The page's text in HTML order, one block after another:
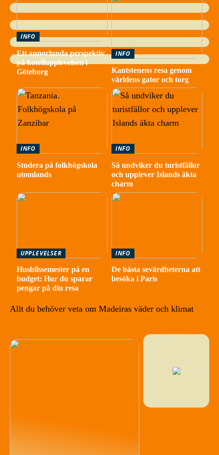
INFO
Ett annorlunda perspektiv
på hotellupplevelsen i
Göteborg
INFO
Kantstenens resa genom
världens gator och torg
INFO
Studera på folkhögskola
utomlands
INFO
Så undviker du turistfällor
och upplever Islands äkta
charm
UPPLEVELSER
Husbilssemester på en
budget: Hur du sparar
pengar på din resa
INFO
De bästa sevärdheterna att
besöka i Paris
Allt du behöver veta om Madeiras väder och klimat